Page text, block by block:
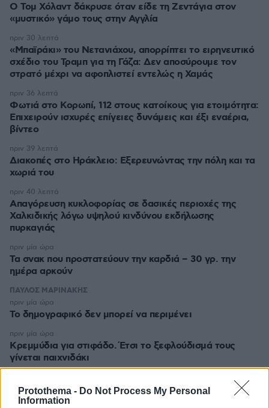
Protothema - Do Not Process My Personal
Information
Ο Τομ Χόλαντ δάκρυσε όταν είδε τη Ζεντάγια στον
«μυστικό» γάμο τους στην Αγγλία
«Μπαϊράκι» του Νετανιάχου, απορρίπτει το ειρηνευτικό
σχέδιο του Τραμπ για τη Γάζα: Δεν αποσύρουμε τον
στρατό μέχρι να αφοπλιστεί εντελώς η Χαμάς
πριν 30 λεπτά
Φωτιά στο Κορωπί, 112 στους κατοίκους για ετοιμότητα:
Επιχειρούν ισχυρές επίγειες δυνάμεις και έξι εναέρια,
βίντεο
πριν 36 λεπτά
Διακοπές στο Ηράκλειο: Εξερευνώντας την πόλη και τα
χωριά του
πριν 39 λεπτά
Απαγόρευση κυκλοφορίας σε δασικές περιοχές της
Χαλκιδικής λόγω υψηλού κινδύνου εκδήλωσης
πυρκαγιάς
πριν 40 λεπτά
Τα σνακ που προστατεύουν την καρδιά – 30 γρ. την
ημέρα αρκούν
πριν μία ώρα
ΠΑΥΛΟΣ ΜΑΡΙΝΑΚΗΣ
Το δημογραφικό δεν μπορεί να περιμένει
πριν μία ώρα
Κρεμμύδια για στιφάδο. Έτσι το ξεφλούδισμά τους
γίνεται παιχνιδάκι
πριν μία ώρα
Τελικά πρέπει να περιμένουμε να χωνέψουμε για να
κολυμπήσουμε;